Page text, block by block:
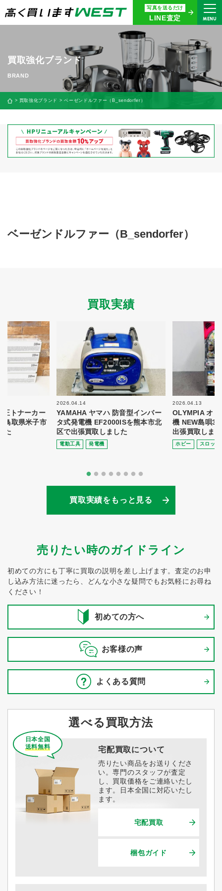
写真を送るだけ
LINE査定 MENU
まずはお気軽にお問い合わせ・
査定をご依頼ください
買取専用ダイヤル
0120-914-094
9:00〜18:30(年中無休)
24時間365日受付
買取に関する質問や相談もすぐにできて便利
簡単操作！LINE査定
新着情報
プライバシーポリシー
規約・同意書
本人確認書類アップロード
梱包
ガイド
法人の
お客様へ
買取強化ブランド
買取強化ブランド ベーゼンドルファー（B_sendorfer）
ベーゼンドルファー（B_sendorfer）
買取実績
トナーカー
鳥取県米子市
た
2026.04.14
YAMAHA ヤマハ 防音型インバー
タ式発電機 EF2000ISを熊本市北
区で出張買取しました
電動⼯具 発電機
2026.04.13
OLYMPIA オ
機 NEW島唄
出張買取しま
ホビー スロット
買取実績をもっと見る
売りたい時のガイドライン
初めての方にも丁寧に買取の説明を差し上げます。査定のお申
し込み方法に迷ったら、どんな小さな疑問でもお気軽にお尋ね
ください！
初めての方へ
お客様の声
よくある質問
選べる買取方法
宅配買取について
日本全国
送料無料
売りたい商品をお送りくださ
い。専門のスタッフが査定
し、買取価格をご連絡いたし
ます。日本全国に対応いたし
ます。
宅配買取
梱包ガイド